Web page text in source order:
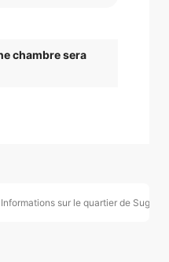
chambre sera
Informations sur le quartier de Suginami